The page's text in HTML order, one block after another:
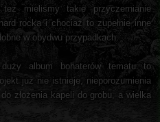
mieliśmy takie przyczernianie
rocka i chociaż to zupełnie inne
w obydwu przypadkach.
album bohaterów tematu to
już nie istnieje, nieporozumienia
złożenia kapeli do grobu, a wielka